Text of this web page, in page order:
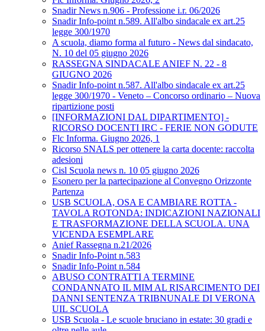
Snadir News n.906 - Professione i.r. 06/2026
Snadir Info-point n.589. All'albo sindacale ex art.25
legge 300/1970
A scuola, diamo forma al futuro - News dal sindacato,
N. 10 del 05 giugno 2026
RASSEGNA SINDACALE ANIEF N. 22 - 8
GIUGNO 2026
Snadir Info-point n.587. All'albo sindacale ex art.25
legge 300/1970 - Veneto – Concorso ordinario – Nuova
ripartizione posti
[INFORMAZIONI DAL DIPARTIMENTO] -
RICORSO DOCENTI IRC - FERIE NON GODUTE
Flc Informa. Giugno 2026, 1
Ricorso SNALS per ottenere la carta docente: raccolta
adesioni
Cisl Scuola news n. 10 05 giugno 2026
Esonero per la partecipazione al Convegno Orizzonte
Partenza
USB SCUOLA, OSA E CAMBIARE ROTTA -
TAVOLA ROTONDA: INDICAZIONI NAZIONALI
E TRASFORMAZIONE DELLA SCUOLA. UNA
VICENDA ESEMPLARE
Anief Rassegna n.21/2026
Snadir Info-Point n.583
Snadir Info-Point n.584
ABUSO CONTRATTI A TERMINE
CONDANNATO IL MIM AL RISARCIMENTO DEI
DANNI SENTENZA TRIBNUNALE DI VERONA
UIL SCUOLA
USB Scuola - Le scuole bruciano in estate: 30 gradi e